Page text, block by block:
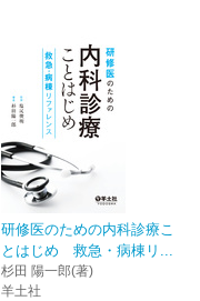
研修医のための内科診療こ
とはじめ 救急・病棟リ...
杉田 陽一郎(著)
羊土社